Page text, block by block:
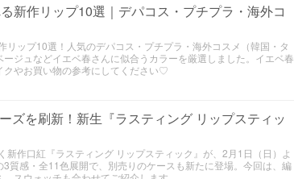
新作リップ10選｜デパコス・プチプラ・海外コ
ップ10選！人気のデパコス・プチプラ・海外コスメ（韓国・タ
ジュなどイエベ春さんに似合うカラーを厳選しました。イエベ春
クやお買い物の参考にしてください♡
ズを刷新！新生『ラスティング リップスティッ
作口紅『ラスティング リップスティック』が、2月1日（日）よ
質感・全11色展開で、別売りのケースも新たに登場。今回は、編